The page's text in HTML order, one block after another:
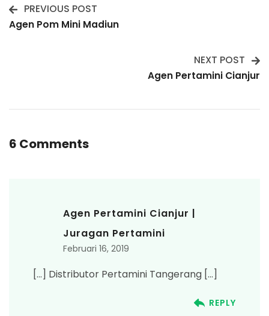
Post
PREVIOUS POST
Agen Pom Mini Madiun
NEXT POST
Agen Pertamini Cianjur
6 Comments
Agen Pertamini Cianjur |
Juragan Pertamini
Februari 16, 2019
[…] Distributor Pertamini Tangerang […]
REPLY